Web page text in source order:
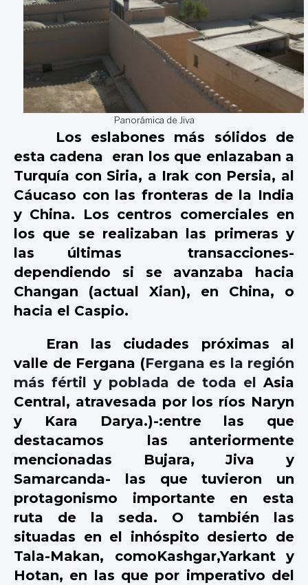
Panorámica de Jiva
Los eslabones más sólidos de
esta cadena
eran los que enlazaban a
Turquía con Siria, a Irak con Persia, al
Cáucaso con las fronteras de la India
y China. Los centros comerciales en
los que se realizaban las primeras y
las últimas
transacciones-
dependiendo si se avanzaba hacia
Changan (actual Xian), en China, o
hacia el Caspio.
Eran las ciudades próximas al
valle de Fergana (Fergana es la región
más fértil y poblada de toda el Asia
Central, atravesada por los ríos Naryn
y Kara Darya.)-:entre las que
destacamos
las anteriormente
mencionadas Bujara, Jiva y
Samarcanda- las que tuvieron un
protagonismo importante en esta
ruta de la seda. O también las
situadas en el inhóspito desierto de
Tala-Makan, comoKashgar,Yarkant y
Hotan, en las que por imperativo del